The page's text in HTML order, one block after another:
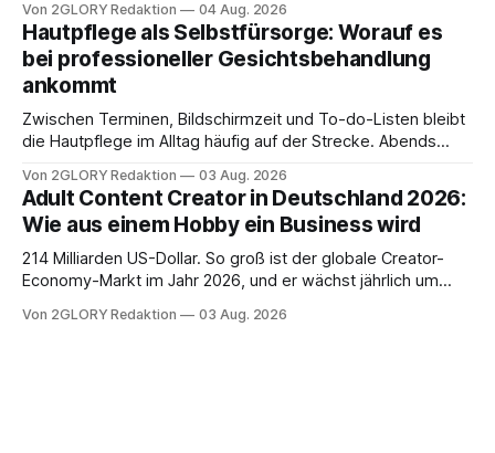
besitzt, loggt sich heute über das Vodafone E-Mail & Cloud
Portal ein. Der klassische Arcor Login über mail.
Von 2GLORY Redaktion 04 Aug. 2026
Hautpflege als Selbstfürsorge: Worauf es
bei professioneller Gesichtsbehandlung
ankommt
Zwischen Terminen, Bildschirmzeit und To-do-Listen bleibt
die Hautpflege im Alltag häufig auf der Strecke. Abends
Drogerie – mehr ist zeitlich oft nicht drin. Dabei reagiert die
Haut empfindlich auf Stress, Schlafmangel und
Umwelteinflüsse: Sie wirkt müde, spannt oder neigt zu
Unreinheiten. Professionelle
Von 2GLORY Redaktion 03 Aug. 2026
Adult Content Creator in Deutschland 2026:
Wie aus einem Hobby ein Business wird
214 Milliarden US-Dollar. So groß ist der globale Creator-
Economy-Markt im Jahr 2026, und er wächst jährlich um
ist längst ein ernstzunehmender Wirtschaftszweig. Weltweit
Von 2GLORY Redaktion 03 Aug. 2026